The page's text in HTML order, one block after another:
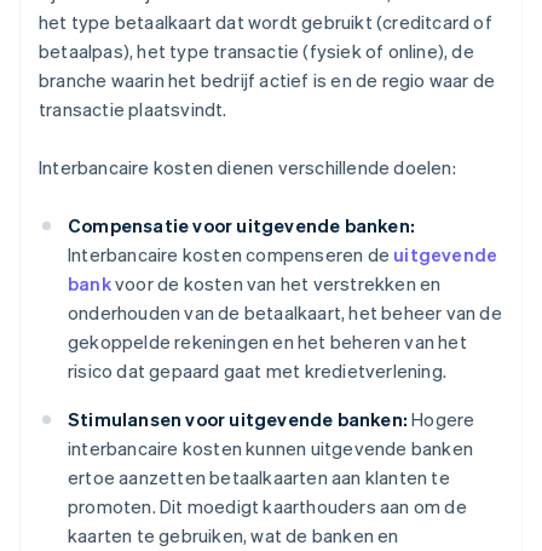
het type betaalkaart dat wordt gebruikt (creditcard of
betaalpas), het type transactie (fysiek of online), de
branche waarin het bedrijf actief is en de regio waar de
transactie plaatsvindt.
Interbancaire kosten dienen verschillende doelen:
Compensatie voor uitgevende banken:
Interbancaire kosten compenseren de uitgevende
bankvoor de kosten van het verstrekken en
onderhouden van de betaalkaart, het beheer van de
gekoppelde rekeningen en het beheren van het
risico dat gepaard gaat met kredietverlening.
Stimulansen voor uitgevende banken: Hogere
interbancaire kosten kunnen uitgevende banken
ertoe aanzetten betaalkaarten aan klanten te
promoten. Dit moedigt kaarthouders aan om de
kaarten te gebruiken, wat de banken en